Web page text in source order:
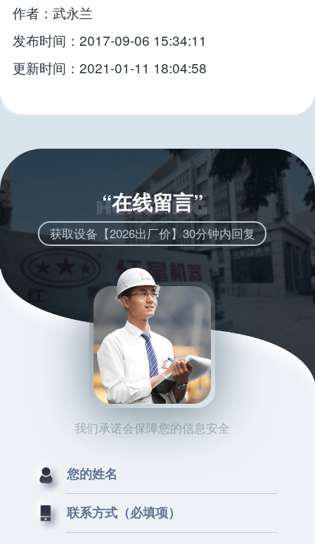
作者：武永兰
发布时间：2017-09-06 15:34:11
更新时间：2021-01-11 18:04:58
“在线留言”
获取设备【2026出厂价】30分钟内回复
我们承诺会保障您的信息安全